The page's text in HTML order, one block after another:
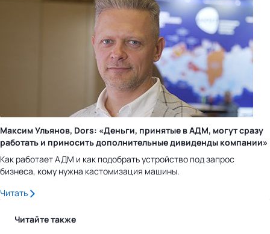
Максим Ульянов, Dors: «Деньги, принятые в АДМ, могут сразу
работать и приносить дополнительные дивиденды компании»
Как работает АДМ и как подобрать устройство под запрос
бизнеса, кому нужна кастомизация машины.
Читать
Читайте также